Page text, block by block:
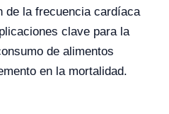
de la frecuencia cardíaca
clave para la
de alimentos
en la mortalidad.